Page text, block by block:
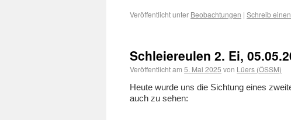
Veröffentlicht unter Beobachtungen | Schreib
Schleiereulen 2. Ei,
Veröffentlicht am 5. Mai 2025 von Lüers (ÖSSM)
Heute wurde uns die Sichtung eines
auch zu sehen: